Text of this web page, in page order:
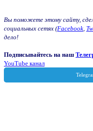
Вы поможете этому сайту,
социальных сетях (Facebook
дело!
Подписывайтесь на наш
YouTube канал